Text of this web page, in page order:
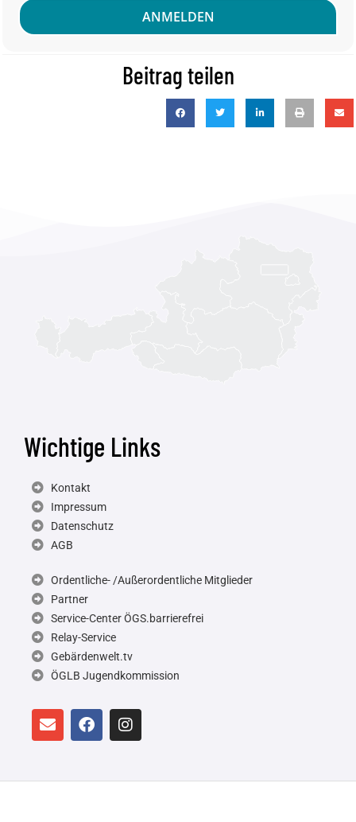
Beitrag teilen
Wichtige Links
Kontakt
Impressum
Datenschutz
AGB
Ordentliche- /Außerordentliche Mitglieder
Partner
Service-Center ÖGS.barrierefrei
Relay-Service
Gebärdenwelt.tv
ÖGLB Jugendkommission